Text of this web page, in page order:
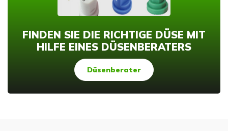
FINDEN SIE DIE RICHTIGE DÜSE MIT
HILFE EINES DÜSENBERATERS
Düsenberater